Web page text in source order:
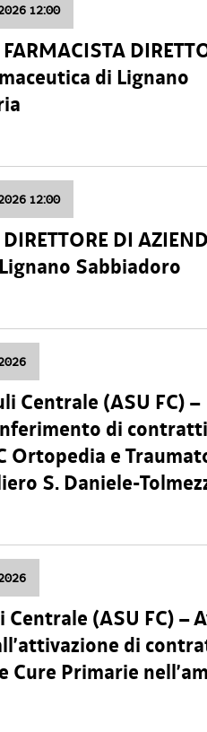
12:00
di Lignano
12:00
DI
Sabbiadoro
Centrale (ASU FC) –
di
Ortopedia e
S. Daniele-
(ASU FC) –
di
Cure Primarie